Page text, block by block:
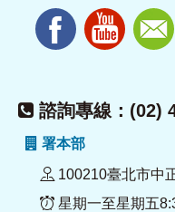
諮詢專線：(02)
署本部
100210臺北市中
星期一至星期五